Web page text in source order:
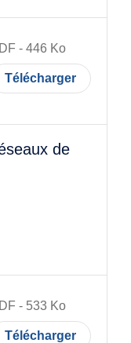
- 446 Ko
Télécharger
de
- 533 Ko
Télécharger